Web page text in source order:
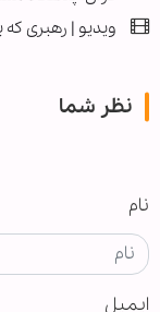
ویدیو | رهبری که
نظر شما
نام
ایمیل